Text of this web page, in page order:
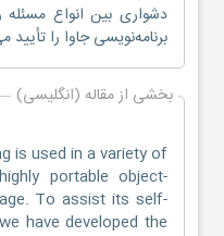
دشواری بین انواع
برنامه‌نویسی جاوا را تأیید
بخشی از مقاله (انگلیسی)
is used in a variety of
portable object-
To assist its self-
have developed the